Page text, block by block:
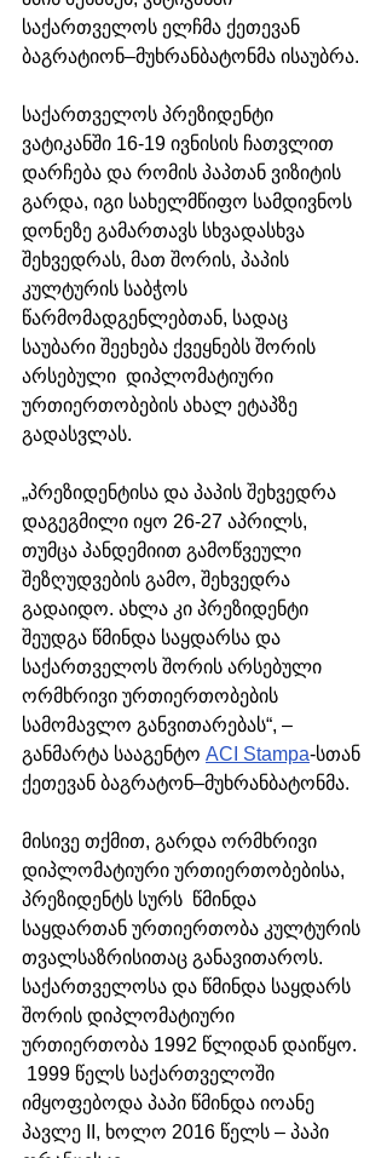
საქართველოს ელჩმა ქეთევან
ბაგრატიონ–მუხრანბატონმა ისაუბრა.
საქართველოს პრეზიდენტი
ვატიკანში 16-19 ივნისის ჩათვლით
დარჩება და რომის პაპთან ვიზიტის
გარდა, იგი სახელმწიფო სამდივნოს
დონეზე გამართავს სხვადასხვა
შეხვედრას, მათ შორის, პაპის
კულტურის საბჭოს
წარმომადგენლებთან, სადაც
საუბარი შეეხება ქვეყნებს შორის
არსებული  დიპლომატიური
ურთიერთობების ახალ ეტაპზე
გადასვლას.
„პრეზიდენტისა და პაპის შეხვედრა
დაგეგმილი იყო 26-27 აპრილს,
თუმცა პანდემიით გამოწვეული
შეზღუდვების გამო, შეხვედრა
გადაიდო. ახლა კი პრეზიდენტი
შეუდგა წმინდა საყდარსა და
საქართველოს შორის არსებული
ორმხრივი ურთიერთობების
სამომავლო განვითარებას“, –
განმარტა სააგენტო ACI Stampa-სთან
ქეთევან ბაგრატონ–მუხრანბატონმა.
მისივე თქმით, გარდა ორმხრივი
დიპლომატიური ურთიერთობებისა,
პრეზიდენტს სურს  წმინდა
საყდართან ურთიერთობა კულტურის
თვალსაზრისითაც განავითაროს.
საქართველოსა და წმინდა საყდარს
შორის დიპლომატიური
ურთიერთობა 1992 წლიდან დაიწყო.
1999 წელს საქართველოში
იმყოფებოდა პაპი წმინდა იოანე
პავლე II, ხოლო 2016 წელს – პაპი